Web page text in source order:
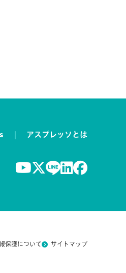
アスプレッソとは
保護について サイトマップ